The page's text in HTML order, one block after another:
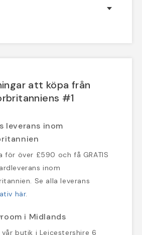
att köpa från
#1
leverans inom
för över £590 och få GRATIS
inom
Se alla leverans
här.
i Midlands
vår butik i Leicestershire 6